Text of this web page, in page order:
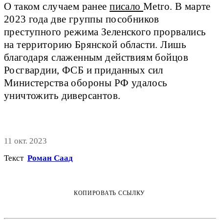
О таком случаем ранееписалоMetro. В марте
2023 года две группы пособников
преступного режима Зеленского прорвались
на территорию Брянской области. Лишь
благодаря слаженным действиям бойцов
Росгвардии, ФСБ и приданных сил
Министерства обороны РФ удалось
уничтожить диверсантов.
11 окт. 2023
Текст Роман Саад
КОПИРОВАТЬ ССЫЛКУ